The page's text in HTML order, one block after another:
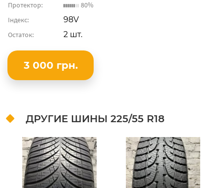
Протектор:
80%
Індекс:
98V
Остаток: 2 шт.
3 000 грн.
ДРУГИЕ ШИНЫ 225/55 R18